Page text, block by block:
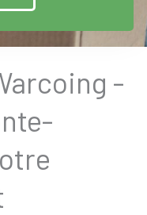
-